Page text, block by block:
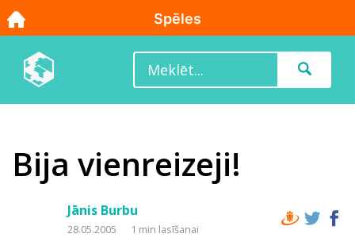
Bija vienreizeji!
Jānis Burbu
28.05.2005 1 min lasīšanai